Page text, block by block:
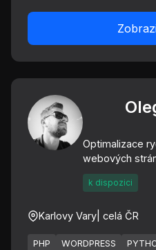
Optimalizace
webových
k dispozici
Karlovy Vary | celá ČR
PHP WORDPRESS